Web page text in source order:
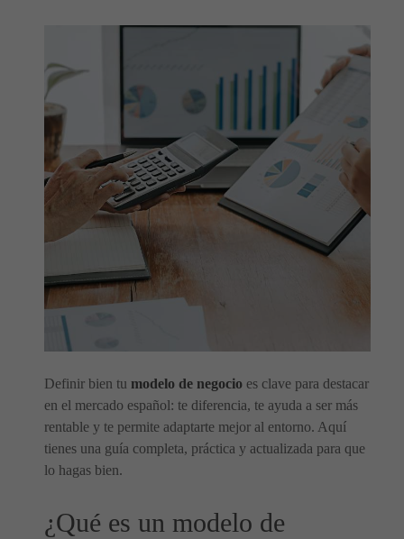
Definir bien tu modelo de negocio es clave para destacar
en el mercado español: te diferencia, te ayuda a ser más
rentable y te permite adaptarte mejor al entorno. Aquí
tienes una guía completa, práctica y actualizada para que
lo hagas bien.
¿Qué es un modelo de